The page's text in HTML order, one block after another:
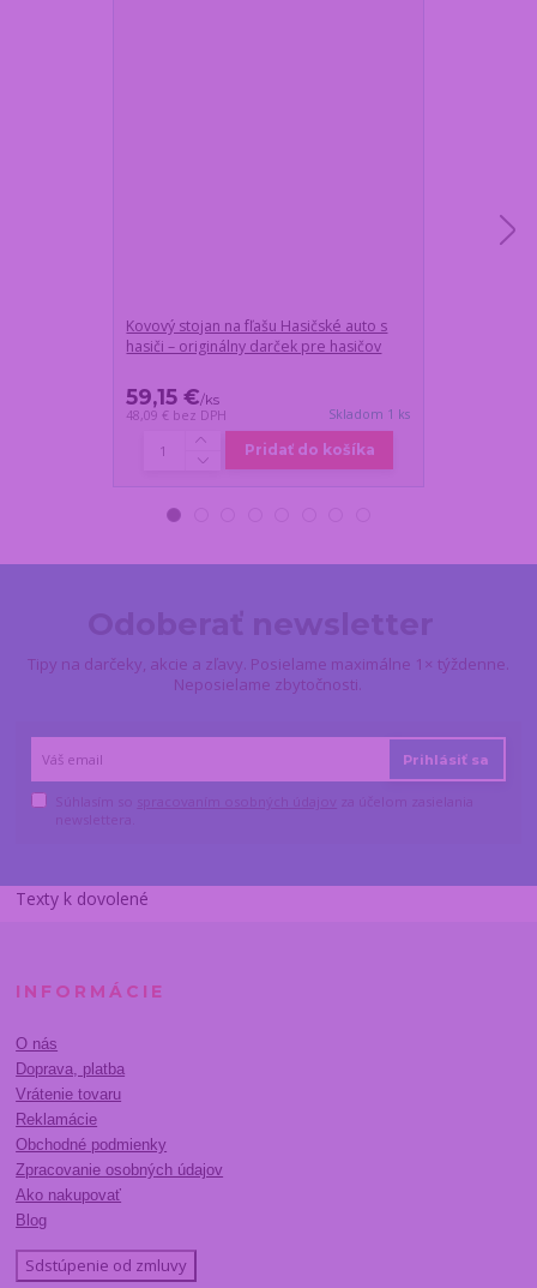
Kovový stojan na fľašu Hasičské auto s
hasiči – originálny darček pre hasičov
59,15 €/ks
48,09 € bez DPH Skladom 1 ks
Pridať do košíka
Tipy na darčeky, akcie a zľavy. Posielame maximálne 1× týždenne.
Neposielame zbytočnosti.
Prihlásiť sa
Texty k dovolené
INFORMÁCIE
O nás
Doprava, platba
Vrátenie tovaru
Reklamácie
Obchodné podmienky
Zpracovanie osobných údajov
Ako nakupovať
Blog
Sdstúpenie od zmluvy